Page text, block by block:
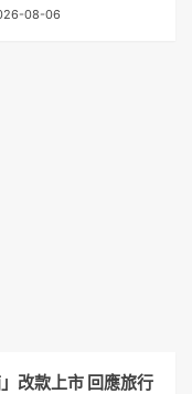
08-06
改款上市 回應旅行